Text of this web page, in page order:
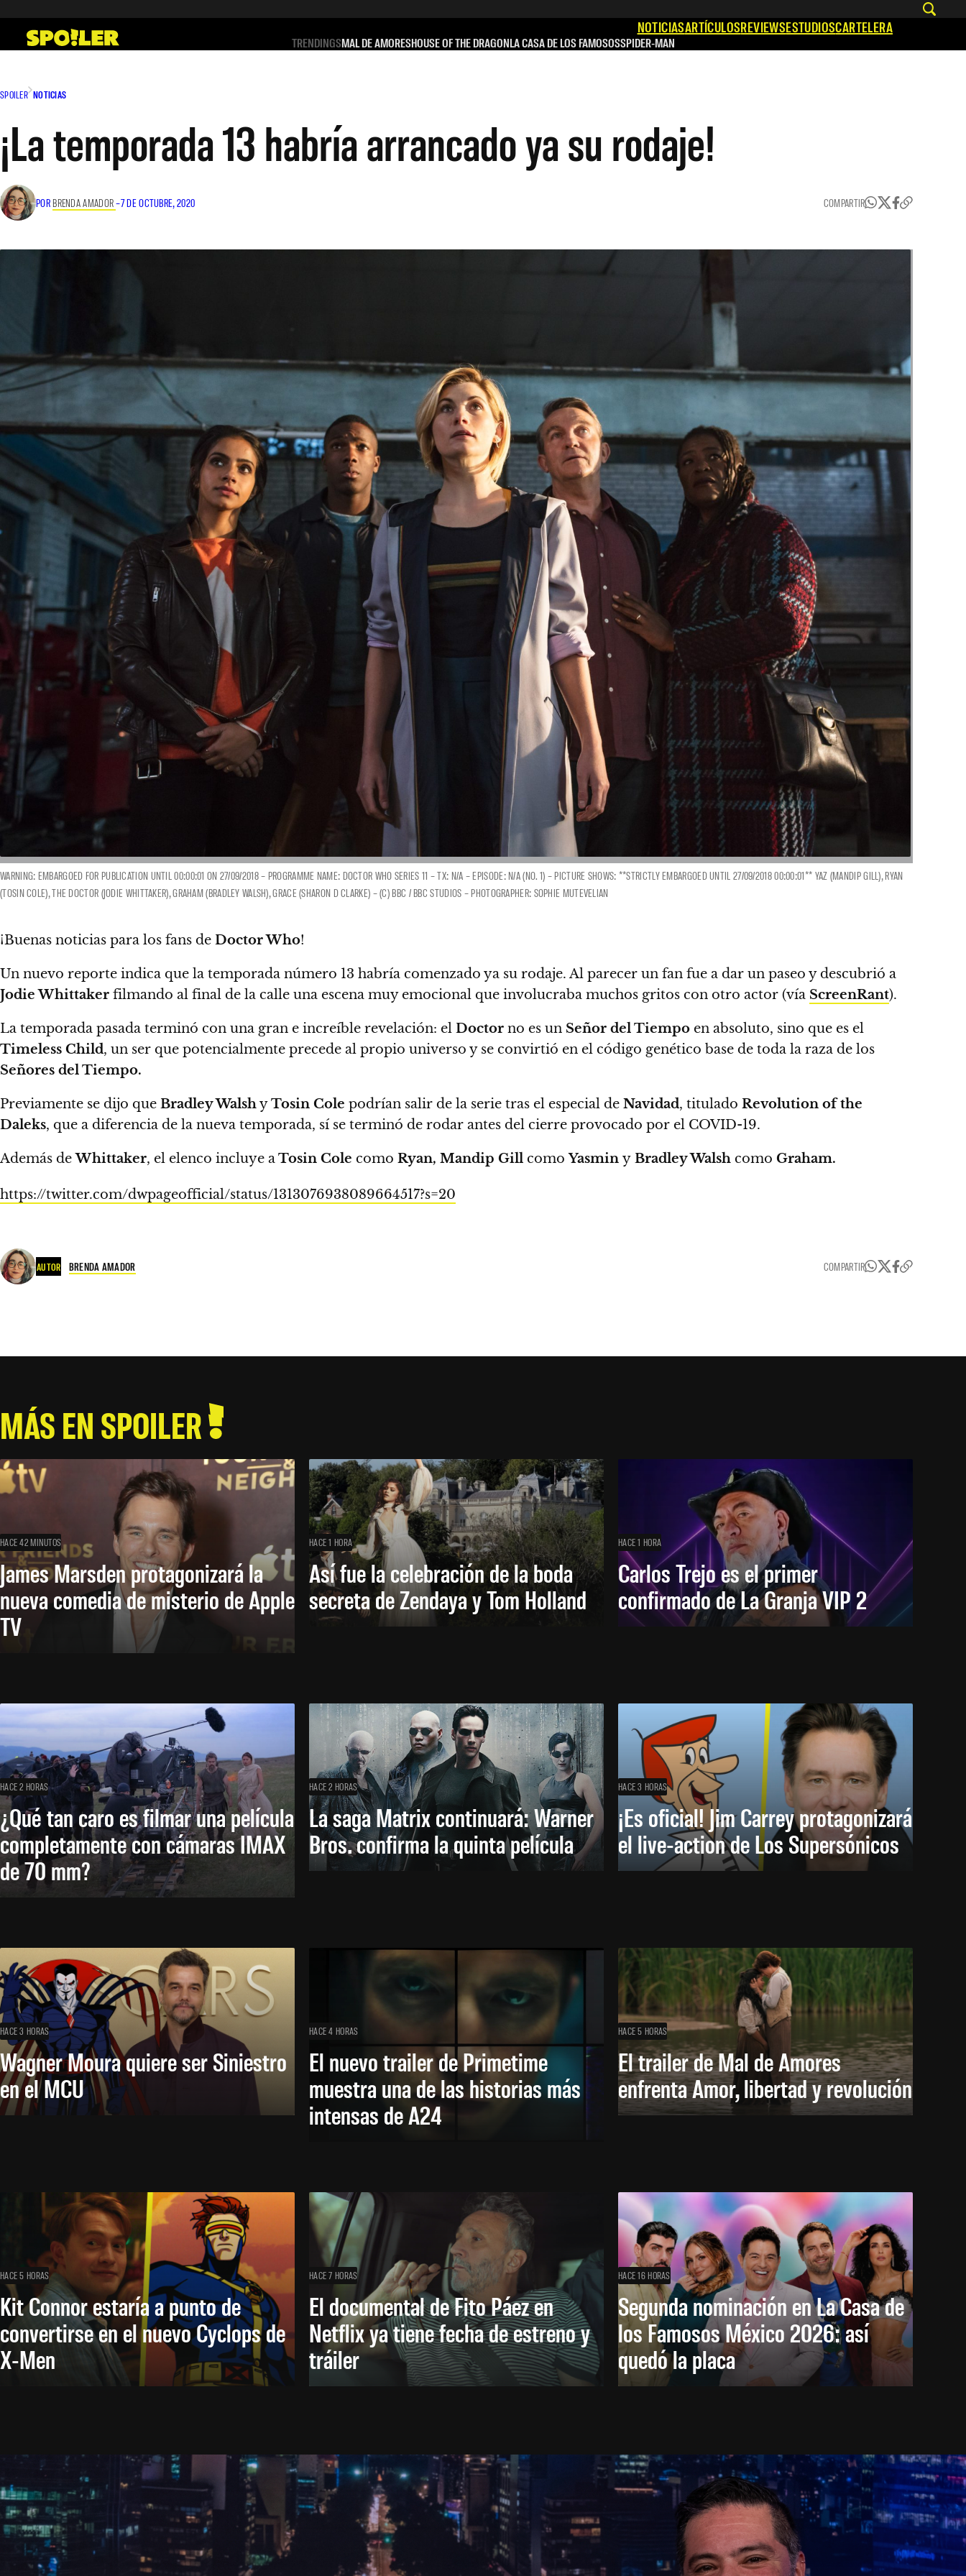
contenido
NOTICIASARTÍCULOSREVIEWSESTUDIOSCARTELERA
TRENDINGSMAL DE AMORESHOUSE OF THE DRAGONLA CASA DE LOS FAMOSOSSPIDER-MAN
SPOILER NOTICIAS
¡La temporada 13 habría arrancado ya su rodaje!
POR BRENDA AMADOR–7 DE OCTUBRE, 2020 COMPARTIR
WARNING: EMBARGOED FOR PUBLICATION UNTIL 00:00:01 ON 27/09/2018 – PROGRAMME NAME: DOCTOR WHO SERIES 11 – TX: N/A – EPISODE: N/A (NO. 1) – PICTURE SHOWS: **STRICTLY EMBARGOED UNTIL 27/09/2018 00:00:01** YAZ (MANDIP GILL), RYAN
(TOSIN COLE), THE DOCTOR (JODIE WHITTAKER), GRAHAM (BRADLEY WALSH), GRACE (SHARON D CLARKE) – (C) BBC / BBC STUDIOS – PHOTOGRAPHER: SOPHIE MUTEVELIAN
¡Buenas noticias para los fans de Doctor Who!
Un nuevo reporte indica que la temporada número 13 habría comenzado ya su rodaje. Al parecer un fan fue a dar un paseo y descubrió a
Jodie Whittaker filmando al final de la calle una escena muy emocional que involucraba muchos gritos con otro actor (vía ScreenRant).
La temporada pasada terminó con una gran e increíble revelación: el Doctor no es un Señor del Tiempo en absoluto, sino que es el
Timeless Child, un ser que potencialmente precede al propio universo y se convirtió en el código genético base de toda la raza de los
Señores del Tiempo.
Previamente se dijo que Bradley WalshyTosin Cole podrían salir de la serie tras el especial de Navidad, titulado Revolution of the
Daleks, que a diferencia de la nueva temporada, sí se terminó de rodar antes del cierre provocado por el COVID-19.
Además deWhittaker, el elenco incluye aTosin Cole como Ryan, Mandip Gill comoYasmin y Bradley Walsh como Graham.
https://twitter.com/dwpageofficial/status/1313076938089664517?s=20
AUTOR BRENDA AMADOR COMPARTIR
MÁS EN SPOILER
HACE 42 MINUTOS
James Marsden protagonizará la
nueva comedia de misterio de Apple
TV
HACE 1 HORA
Así fue la celebración de la boda
secreta de Zendaya y Tom Holland
HACE 1 HORA
Carlos Trejo es el primer
confirmado de La Granja VIP 2
HACE 2 HORAS
¿Qué tan caro es filmar una película
completamente con cámaras IMAX
de 70 mm?
HACE 2 HORAS
La saga Matrix continuará: Warner
Bros. confirma la quinta película
HACE 3 HORAS
¡Es oficial! Jim Carrey protagonizará
el live-action de Los Supersónicos
HACE 3 HORAS
Wagner Moura quiere ser Siniestro
en el MCU
HACE 4 HORAS
El nuevo trailer de Primetime
muestra una de las historias más
intensas de A24
HACE 5 HORAS
El trailer de Mal de Amores
enfrenta Amor, libertad y revolución
HACE 5 HORAS
Kit Connor estaría a punto de
convertirse en el nuevo Cyclops de
X-Men
HACE 7 HORAS
El documental de Fito Páez en
Netflix ya tiene fecha de estreno y
tráiler
HACE 16 HORAS
Segunda nominación en La Casa de
los Famosos México 2026: así
quedó la placa